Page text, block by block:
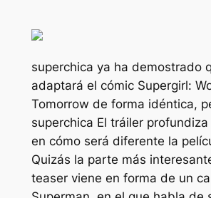
superchica ya ha demostrado
adaptará el cómic Supergirl:
Tomorrow de forma idéntica,
superchica El tráiler
en cómo será diferente la
Quizás la parte más
teaser viene en forma de un